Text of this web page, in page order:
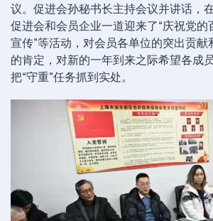
议。促进会孙秘书长主持会议并讲话，
促进会和会员企业一道迎来了“庆祝党的
宣传”等活动，对会员各单位的突出贡献
的肯定，对新的一年到来之际希望各成
把“守重”任务抓到实处。